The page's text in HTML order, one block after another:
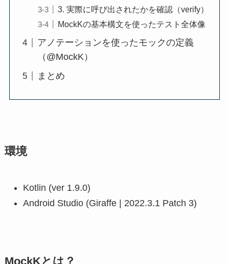
3. 実際に呼び出されたかを確認（verify）
MockKの基本構文を使ったテスト全体像
アノテーションを使ったモックの定義
（@MockK）
まとめ
環境
Kotlin (ver 1.9.0)
Android Studio (Giraffe | 2022.3.1 Patch 3)
MockKとは？